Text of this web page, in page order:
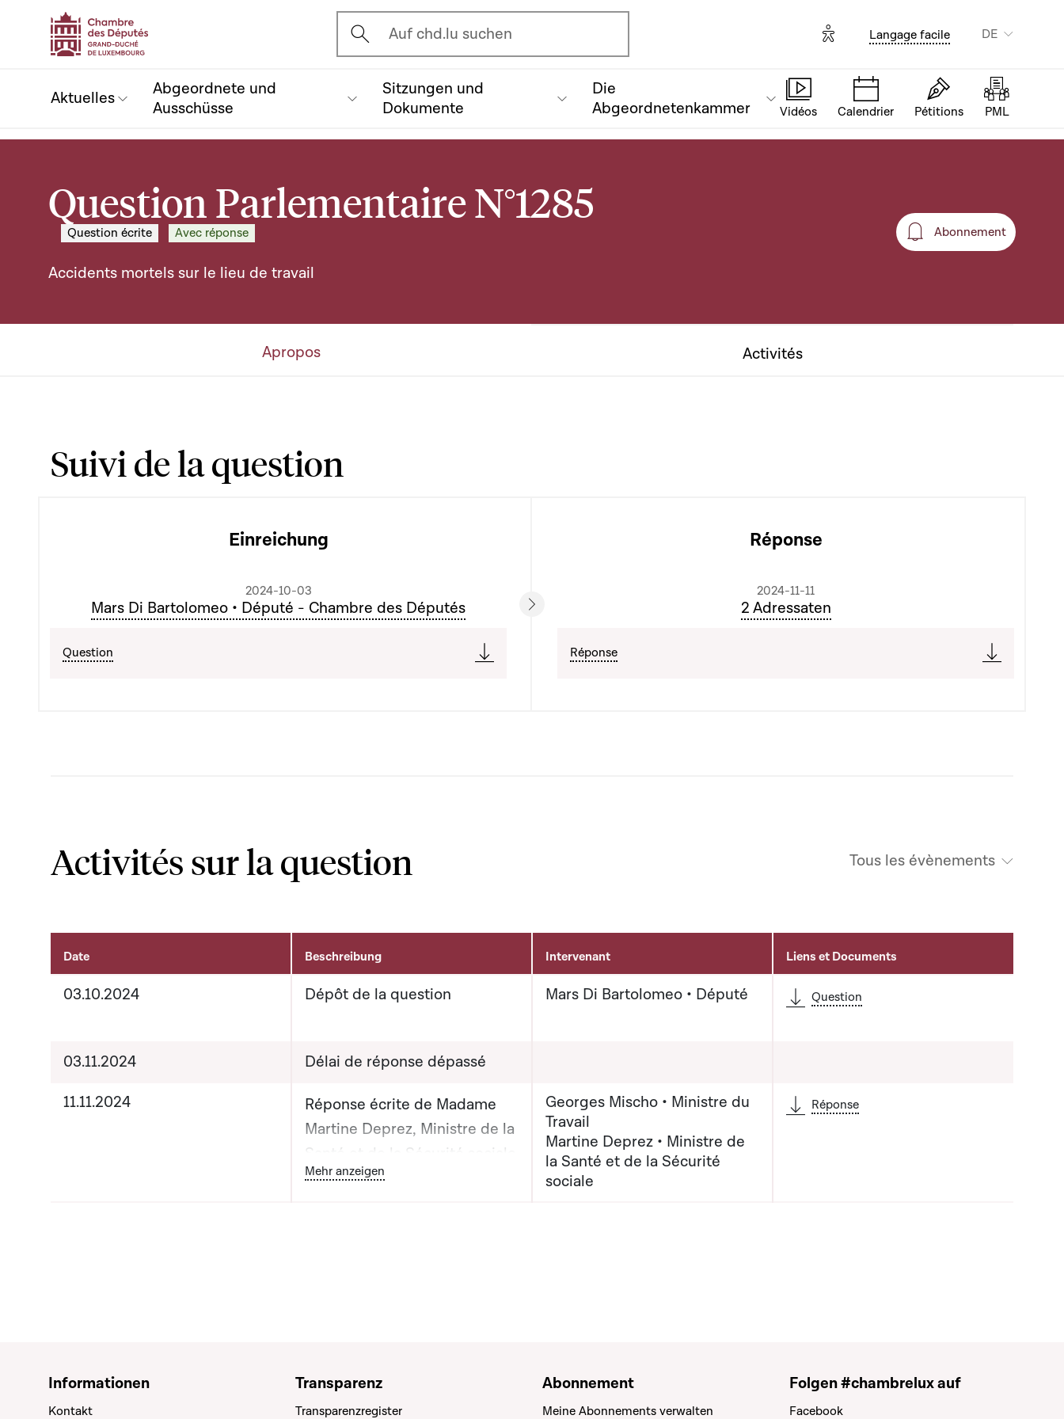
Ouvrir l'écran de recherche
Auf chd.lu suchen Options d'accessibilité
Langage facile DE
Aktuelles
Abgeordnete und
Ausschüsse
Sitzungen und
Dokumente
Die
Abgeordnetenkammer
Vidéos Calendrier Pétitions PML
Question Parlementaire N°1285
Question écrite Avec réponse
Accidents mortels sur le lieu de travail
Abonnement
Abonnement
Apropos Activités
Suivi de la question
Einreichung
2024-10-03
Mars Di Bartolomeo • Député - Chambre des Députés
Question
Réponse
2024-11-11
2 Adressaten
Réponse
Activités sur la question Tous les évènements
Activités sur le dossier
Date Beschreibung Intervenant Liens et Documents
03.10.2024 Dépôt de la question Mars Di Bartolomeo • Député Question
03.11.2024
Délai de réponse dépassé
11.11.2024
Réponse écrite de Madame
Martine Deprez, Ministre de la
Santé et de la Sécurité sociale
et Monsieur Georges Mischo,
Bouton graphique servant à afficher ou cacher tous les éléments de la liste qui précède
Mehr anzeigen
Georges Mischo • Ministre du
Travail
Martine Deprez • Ministre de
la Santé et de la Sécurité
sociale
Réponse
Informationen
Kontakt
Transparenz
Transparenzregister
Abonnement
Meine Abonnements verwalten
Folgen #chambrelux auf
Facebook